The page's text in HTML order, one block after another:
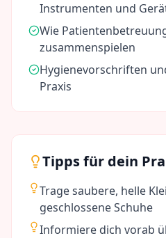
Instrumenten und
Wie
zusammenspielen
Hygienevorschriften
Praxis
Tipps für dein
Trage saubere, helle
geschlossene Schuhe
Informiere dich vorab